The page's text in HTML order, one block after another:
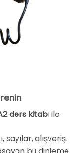
ders kitabıile
alışveriş,